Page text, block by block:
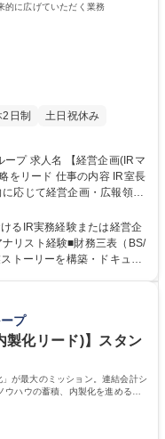
的に広げていただく業務
日制 土日祝休み
画(IRマ
内容 IR室長
応じて経営企画・広報領域
る業務と将来的に広げてい
算説明会、個人投資家向け
画・運営 ・機関投資家・ア
策定、M&A/PMIに伴うIR
るIR実務経験または経営企
リスト経験■財務三表（BS/
トーリーを構築・ドキュメ
たは海外投資家との対話経
対面コミュニケーションを
の際には制度として柔軟に
ています。 学歴・資
プ
製化リード)】スタン
が最大のミッション。連結会計シ
ハウの蓄積、内製化を進めるう